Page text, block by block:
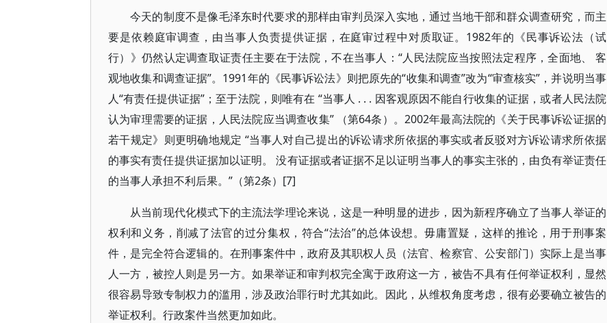
今天的制度不是像毛泽东时代要求的那样由审判员深入实地，通过当地干部和群众调查研究，而主
要是依赖庭审调查，由当事人负责提供证据，在庭审过程中对质取证。1982年的《民事诉讼法（试
行）》仍然认定调查取证责任主要在于法院，不在当事人：“人民法院应当按照法定程序，全面地、 客
观地收集和调查证据”。1991年的《民事诉讼法》则把原先的“收集和调查”改为“审查核实”，并说明当事
人“有责任提供证据”；至于法院，则唯有在 “当事人 . . . 因客观原因不能自行收集的证据，或者人民法院
认为审理需要的证据，人民法院应当调查收集” （第64条）。2002年最高法院的《关于民事诉讼证据的
若干规定》则更明确地规定 “当事人对自己提出的诉讼请求所依据的事实或者反驳对方诉讼请求所依据
的事实有责任提供证据加以证明。 没有证据或者证据不足以证明当事人的事实主张的，由负有举证责任
的当事人承担不利后果。”（第2条）[7]
从当前现代化模式下的主流法学理论来说，这是一种明显的进步，因为新程序确立了当事人举证的
权利和义务，削减了法官的过分集权，符合“法治”的总体设想。毋庸置疑，这样的推论，用于刑事案
件，是完全符合逻辑的。在刑事案件中，政府及其职权人员（法官、检察官、公安部门）实际上是当事
人一方，被控人则是另一方。如果举证和审判权完全寓于政府这一方，被告不具有任何举证权利，显然
很容易导致专制权力的滥用，涉及政治罪行时尤其如此。因此，从维权角度考虑，很有必要确立被告的
举证权利。行政案件当然更加如此。